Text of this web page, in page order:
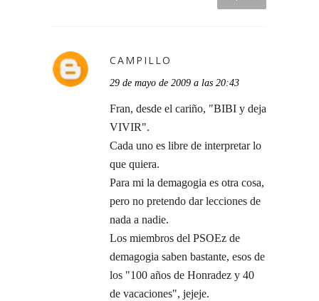
CAMPILLO
29 de mayo de 2009 a las 20:43
Fran, desde el cariño, "BIBI y deja
VIVIR".
Cada uno es libre de interpretar lo
que quiera.
Para mi la demagogia es otra cosa,
pero no pretendo dar lecciones de
nada a nadie.
Los miembros del PSOEz de
demagogia saben bastante, esos de
los "100 años de Honradez y 40
de vacaciones", jejeje.